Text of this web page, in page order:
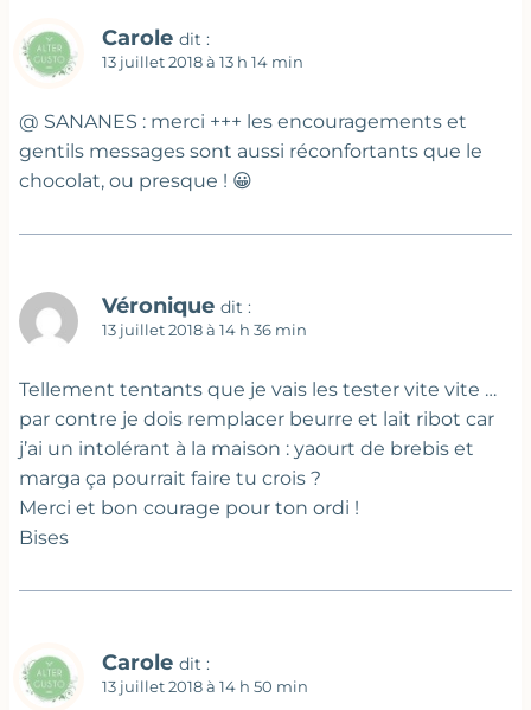
Carole dit :
13 juillet 2018 à 13 h 14 min
@ SANANES : merci +++ les encouragements et
gentils messages sont aussi réconfortants que le
chocolat, ou presque ! 😀
Véronique dit :
13 juillet 2018 à 14 h 36 min
Tellement tentants que je vais les tester vite vite …
par contre je dois remplacer beurre et lait ribot car
j’ai un intolérant à la maison : yaourt de brebis et
marga ça pourrait faire tu crois ?
Merci et bon courage pour ton ordi !
Bises
Carole dit :
13 juillet 2018 à 14 h 50 min